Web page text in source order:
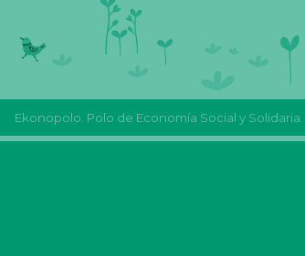
Ekonopolo. Polo de Economía Social y